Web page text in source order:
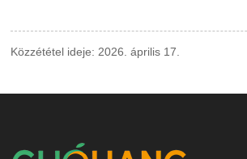
Közzététel ideje: 2026. április 17.